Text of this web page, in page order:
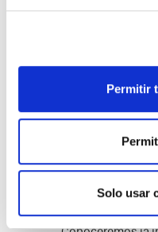
Permitir
Solo usar
ciudad más
Visitaremos
el Mercado de A
rincones más
pintoresca rúa
de Neptuno o la